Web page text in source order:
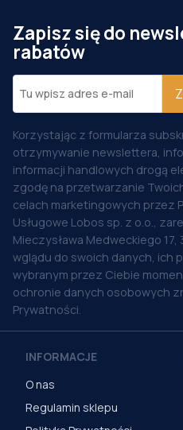
Zapisz się do
rabatów
Korzystając z formularza
otrzymywanie newslettera,
informacji handlowych drogą
zgodę na przetwarzanie
celach marketingowych przez
Usługowe Lobos sp. z o.o.,
Mieczysława Medweckiego 17,
wglądu do swoich danych, ich
wybranym przez Ciebie
ochronie danych osobowych
Prywatności.
INFORMACJE
O nas
Regulamin sklepu